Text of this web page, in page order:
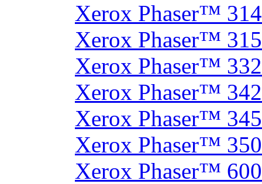
Xerox Phaser™
Xerox Phaser™
Xerox Phaser™
Xerox Phaser™
Xerox Phaser™
Xerox Phaser™
Xerox Phaser™